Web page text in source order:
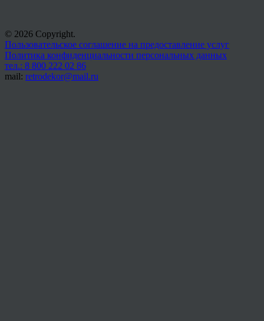
© 2026 Copyright.
Пользовательское соглашение на предоставление услуг
Политика конфиденциальности персональных данных
тел.: 8 800 222 02 86
mail: retrodekor@mail.ru